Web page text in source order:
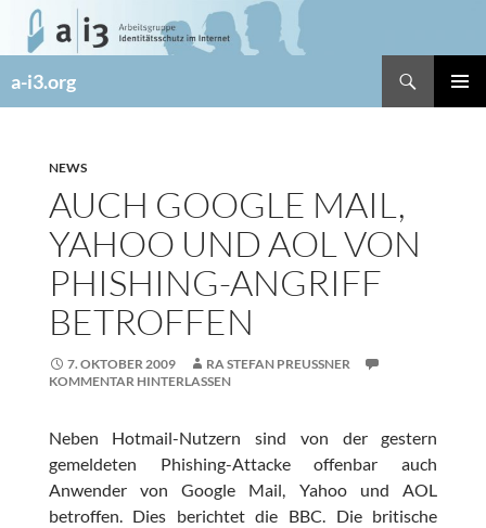
Zum
Inhalt
a-i3.org
NEWS
AUCH GOOGLE MAIL,
YAHOO UND AOL VON
PHISHING-ANGRIFF
BETROFFEN
7. OKTOBER 2009
RA STEFAN PREUSSNER
KOMMENTAR HINTERLASSEN
Neben Hotmail-Nutzern sind von der gestern
gemeldeten Phishing-Attacke offenbar auch
Anwender von Google Mail, Yahoo und AOL
betroffen. Dies berichtet die BBC. Die britische